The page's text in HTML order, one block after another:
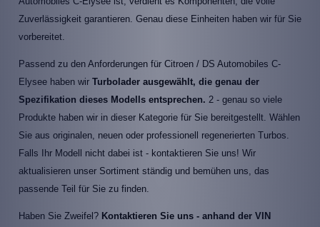
Zuverlässigkeit garantieren. Genau diese Einheiten haben wir für Sie
vorbereitet.
Passend zu den Anforderungen für Citroen / DS Automobiles C-
Elysee haben wir Turbolader ausgewählt, die genau der
Spezifikation dieses Modells entsprechen. 2 - genau so viele
Produkte haben wir in dieser Kategorie für Sie bereitgestellt. Wählen
Sie aus originalen, neuen oder professionell regenerierten Turbos.
Falls Ihr Modell nicht dabei ist - kontaktieren Sie uns! Wir
aktualisieren unser Sortiment ständig und bemühen uns, das
passende Teil für Sie zu finden.
Haben Sie Zweifel? Kontaktieren Sie uns - anhand der VIN